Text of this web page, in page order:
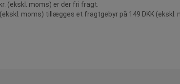
(ekskl. moms) er der fri fragt.
moms) tillægges et fragtgebyr på 149 DKK (ekskl.